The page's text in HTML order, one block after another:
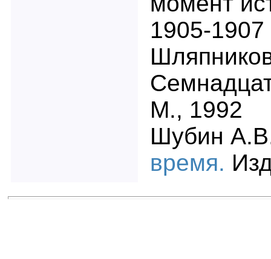
1905-1907
М., 1992
Шубин
время.